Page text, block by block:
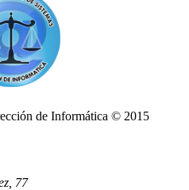
de Informática © 2015
77